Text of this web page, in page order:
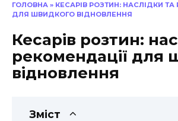
ГОЛОВНА » КЕСАРІВ РОЗТИН: НАСЛІДКИ
ДЛЯ ШВИДКОГО ВІДНОВЛЕННЯ
Кесарів розтин:
рекомендації для
відновлення
Зміст